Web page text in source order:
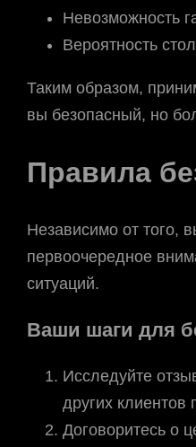
Невозможность
Вероятность
Таким образом,
вы безопасный, но
Правила
Независимо от того,
первоочередное
ситуаций.
Ваши шаги для
Исследуйте
других клиентов
Договоритесь о